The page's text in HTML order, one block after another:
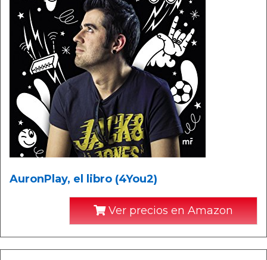
AuronPlay, el libro (4You2)
Ver precios en Amazon